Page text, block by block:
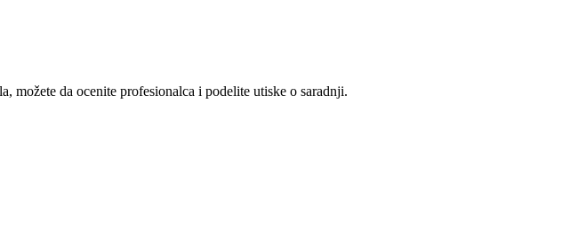
možete da ocenite profesionalca i podelite utiske o saradnji.